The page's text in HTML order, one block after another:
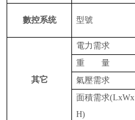
數控系统 型號
其它
電力需求
重 量
氣壓需求
面積需求(LxWx
H)